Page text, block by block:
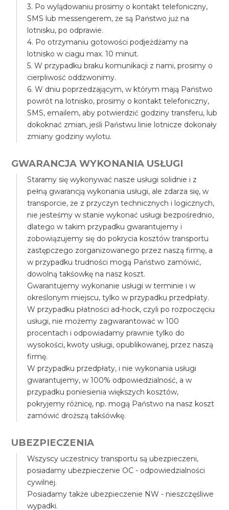
3. Po wylądowaniu prosimy o kontakt telefoniczny,
SMS lub messengerem, że są Państwo już na
lotnisku, po odprawie.
4. Po otrzymaniu gotowości podjeżdżamy na
lotnisko w ciagu max. 10 minut.
5. W przypadku braku komunikacji z nami, prosimy o
cierpliwość oddzwonimy.
6. W dniu poprzedzającym, w którym mają Państwo
powrót na lotnisko, prosimy o kontakt telefoniczny,
SMS, emailem, aby potwierdzić godziny transferu, lub
dokoknać zmian, jeśli Państwu linie lotnicze dokonały
zmiany godziny wylotu.
GWARANCJA WYKONANIA USŁUGI
Staramy się wykonywać nasze usługi solidnie i z
pełną gwarancją wykonania usługi, ale zdarza się, w
transporcie, że z przyczyn technicznych i logicznych,
nie jesteśmy w stanie wykonać usługi bezpośrednio,
dlatego w takim przypadku gwarantujemy i
zobowiązujemy się do pokrycia kosztów transportu
zastępczego zorganizowanego przez naszą firmę, a
w przypadku trudności mogą Państwo zamówić,
dowolną takśowkę na nasz koszt.
Gwarantujemy wykonanie usługi w terminie i w
określonym miejscu, tylko w przypadku przedpłaty.
W przypadku płatności ad-hock, czyli po rozpoczęciu
usługi, nie możemy zagwarantować w 100
procentach i odpowiadamy prawnie tylko do
wysokości, kwoty usługi, opublikowanej, przez naszą
firmę.
W przypadku przedpłaty, i nie wykonania usługi
gwarantujemy, w 100% odpowiedzialność, a w
przypadku poniesienia większych kosztów,
pokryjemy różnicę, np. mogą Państwo na nasz koszt
zamówić droższą takśówkę.
UBEZPIECZENIA
Wszyscy uczestnicy transportu są ubezpieczeni,
posiadamy ubezpieczenie OC - odpowiedzialności
cywilnej.
Posiadamy także ubezpieczenie NW - nieszczęśliwe
wypadki.